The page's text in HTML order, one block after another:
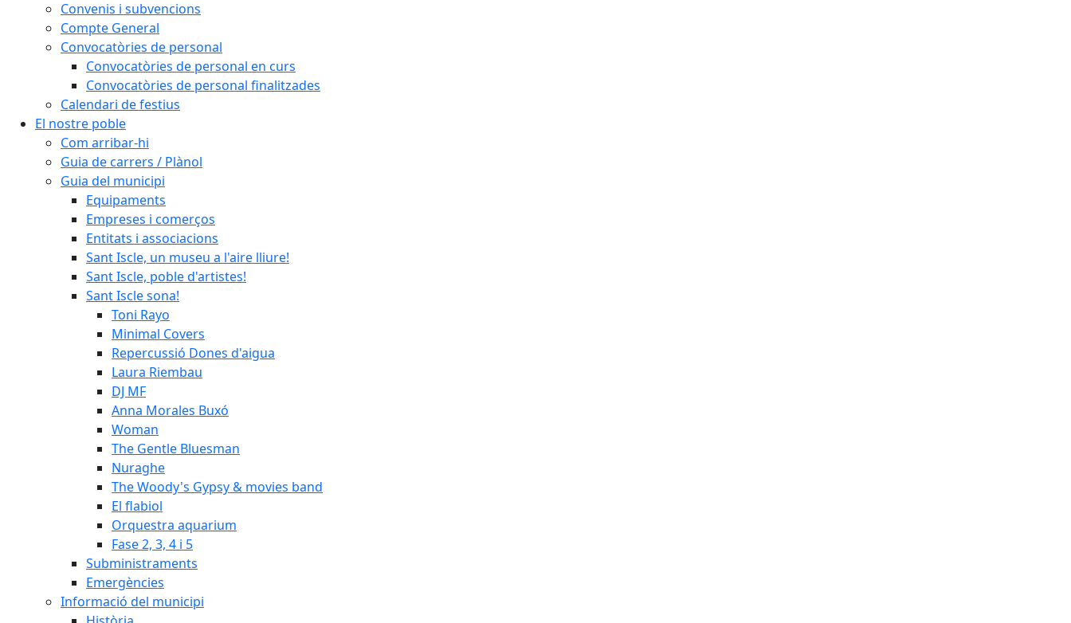
Convenis i subvencions
Compte General
Convocatòries de personal
Convocatòries de personal en curs
Convocatòries de personal finalitzades
Calendari de festius
El nostre poble
Com arribar-hi
Guia de carrers / Plànol
Guia del municipi
Equipaments
Empreses i comerços
Entitats i associacions
Sant Iscle, un museu a l'aire lliure!
Sant Iscle, poble d'artistes!
Sant Iscle sona!
Toni Rayo
Minimal Covers
Repercussió Dones d'aigua
Laura Riembau
DJ MF
Anna Morales Buxó
Woman
The Gentle Bluesman
Nuraghe
The Woody's Gypsy & movies band
El flabiol
Orquestra aquarium
Fase 2, 3, 4 i 5
Subministraments
Emergències
Informació del municipi